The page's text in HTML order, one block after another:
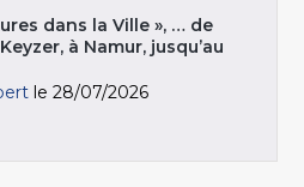
dans la Ville », … de
à Namur, jusqu’au
le 28/07/2026